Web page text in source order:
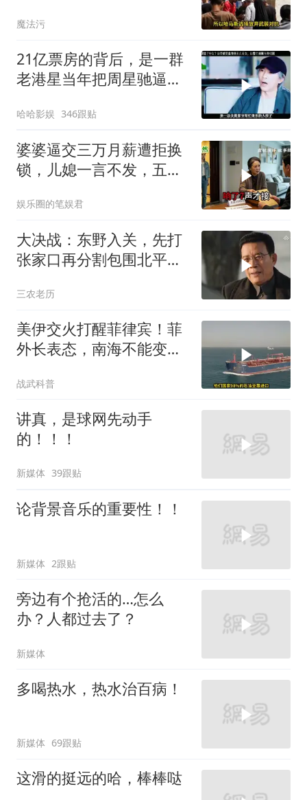
魔法污
21亿票房的背后，是一群
老港星当年把周星驰逼出
哈哈影娱 346跟贴
婆婆逼交三万月薪遭拒换
锁，儿媳一言不发，五天
娱乐圈的笔娱君
大决战：东野入关，先打
张家口再分割包围北平，
三农老历
美伊交火打醒菲律宾！菲
外长表态，南海不能变成
战武科普
讲真，是球网先动手
的！！！
新媒体 39跟贴
论背景音乐的重要性！！
新媒体 2跟贴
旁边有个抢活的…怎么
办？人都过去了？
新媒体
多喝热水，热水治百病！
新媒体 69跟贴
这滑的挺远的哈，棒棒哒